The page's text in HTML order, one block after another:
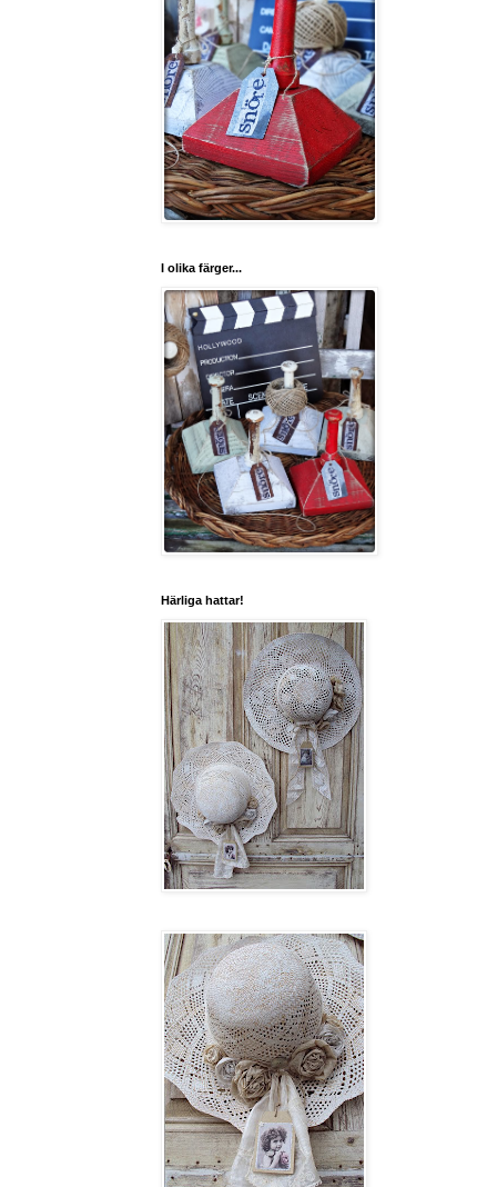
I olika färger...
Härliga hattar!